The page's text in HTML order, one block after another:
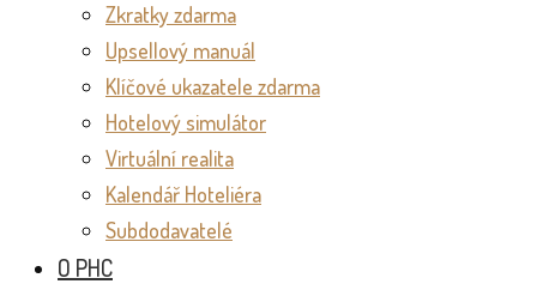
Zkratky zdarma
Upsellový manuál
Klíčové ukazatele zdarma
Hotelový simulátor
Virtuální realita
Kalendář Hoteliéra
Subdodavatelé
O PHC